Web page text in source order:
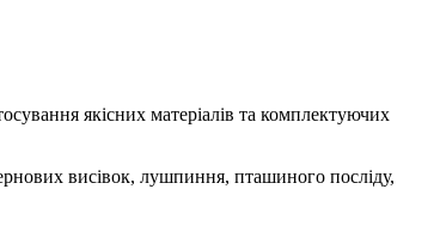
якісних матеріалів та комплектуючих
висівок, лушпиння, пташиного посліду,